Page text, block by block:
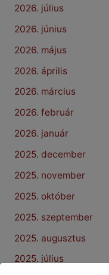
2026. július
2026. június
2026. május
2026. április
2026. március
2026. február
2026. január
2025. december
2025. november
2025. október
2025. szeptember
2025. augusztus
2025. július